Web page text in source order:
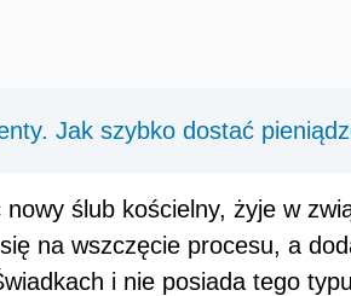
Jak szybko dostać
ślub kościelny, żyje w
na wszczęcie procesu, a
i nie posiada tego